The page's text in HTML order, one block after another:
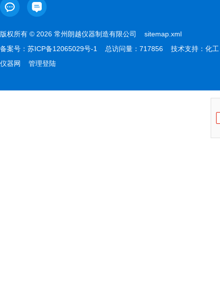
版权所有 © 2026 常州朗越仪器制造有限公司 sitemap.xml
备案号： 苏ICP备12065029号-1 总访问量：717856 技术支持： 化工
仪器网
管理登陆